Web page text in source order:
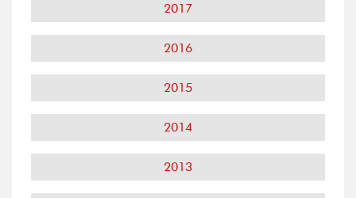
2017
2016
2015
2014
2013